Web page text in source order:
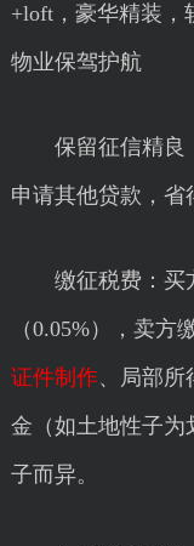
+loft，豪华精装，
物业保驾护航
保留征信精良：
申请其他贷款，省
缴征税费：买方
（0.05%），卖方
证件制作、局部所
金（如土地性子为
子而异。